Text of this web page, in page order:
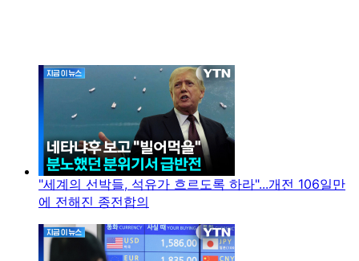
"세계의 선박들, 석유가 흐르도록 하라"...개전 106일만
에 전해진 종전합의